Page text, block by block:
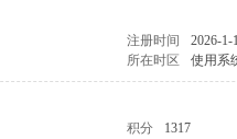
注册时间
2026-1-
所在时区 使用系
积分
1317